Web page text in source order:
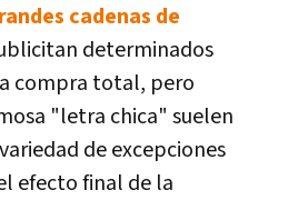
cadenas de
determinados
compra total, pero
"letra chica" suelen
de excepciones
efecto final de la